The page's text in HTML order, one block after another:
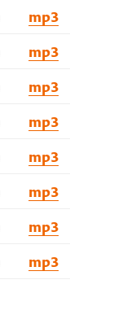
mp3
mp3
mp3
mp3
mp3
mp3
mp3
mp3